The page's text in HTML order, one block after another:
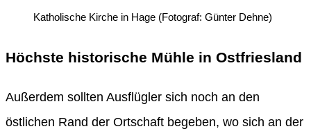
Katholische Kirche in Hage (Fotograf: Günter Dehne)
Höchste historische Mühle in Ostfriesland
Außerdem sollten Ausflügler sich noch an den
östlichen Rand der Ortschaft begeben, wo sich an der